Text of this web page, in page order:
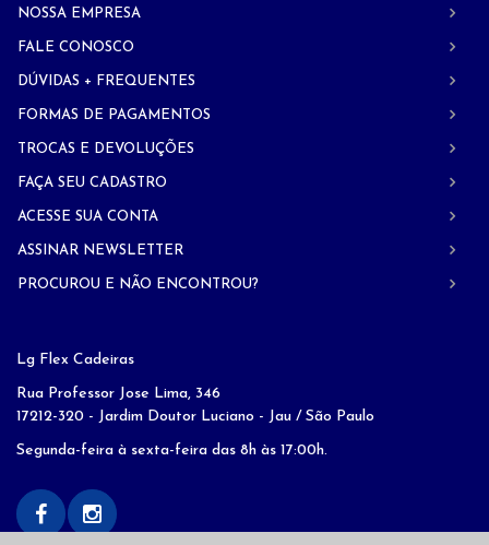
NOSSA EMPRESA
FALE CONOSCO
DÚVIDAS + FREQUENTES
FORMAS DE PAGAMENTOS
TROCAS E DEVOLUÇÕES
FAÇA SEU CADASTRO
ACESSE SUA CONTA
ASSINAR NEWSLETTER
PROCUROU E NÃO ENCONTROU?
Lg Flex Cadeiras
Rua Professor Jose Lima, 346
17212-320 - Jardim Doutor Luciano - Jau / São Paulo
Segunda-feira à sexta-feira das 8h às 17:00h.